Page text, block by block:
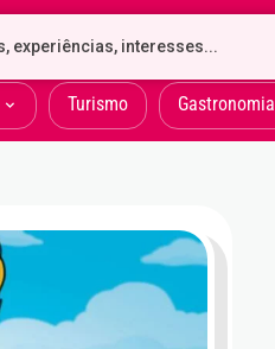
Turismo Gastronomia